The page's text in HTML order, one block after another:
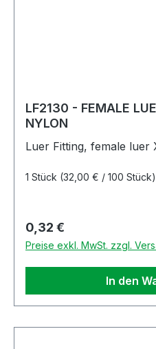
LF2130 - FEMALE
NYLON
Luer Fitting, female luer
1 Stück (32,00 € / 100 Stück)
Regulärer Preis:
0,32 €
Preise exkl. MwSt. zzgl.
In den